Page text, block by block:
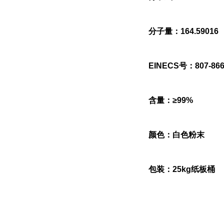
分子量：164.59016
EINECS号：807-
含量：≥99%
颜色：白色粉末
包装：25kg纸板桶